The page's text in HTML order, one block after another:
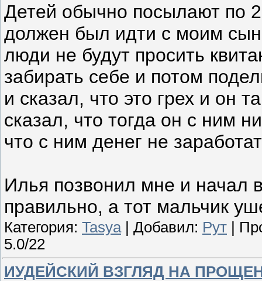
Детей обычно посылают по
должен был идти с моим
люди не будут просить
забирать себе и потом
и сказал, что это грех и он
сказал, что тогда он с ним
что с ним денег не
Илья позвонил мне и начал
правильно, а тот мальчик
Категория: Tasya| Добавил: Рут |
5.0/22
ИУДЕЙСКИЙ ВЗГЛЯД НА